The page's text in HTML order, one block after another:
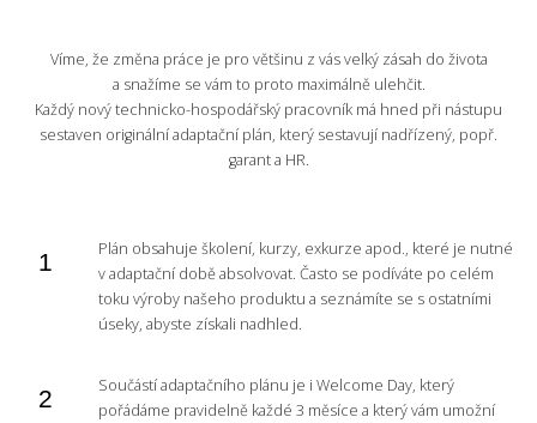
Víme, že změna práce je pro většinu z vás velký zásah do života
a snažíme se vám to proto maximálně ulehčit.
Každý nový technicko-hospodářský pracovník má hned při nástupu
sestaven originální adaptační plán, který sestavují nadřízený, popř.
garant a HR.
Plán obsahuje školení, kurzy, exkurze apod., které je nutné
v adaptační době absolvovat. Často se podíváte po celém
toku výroby našeho produktu a seznámíte se s ostatními
úseky, abyste získali nadhled.
Součástí adaptačního plánu je i Welcome Day, který
pořádáme pravidelně každé 3 měsíce a který vám umožní